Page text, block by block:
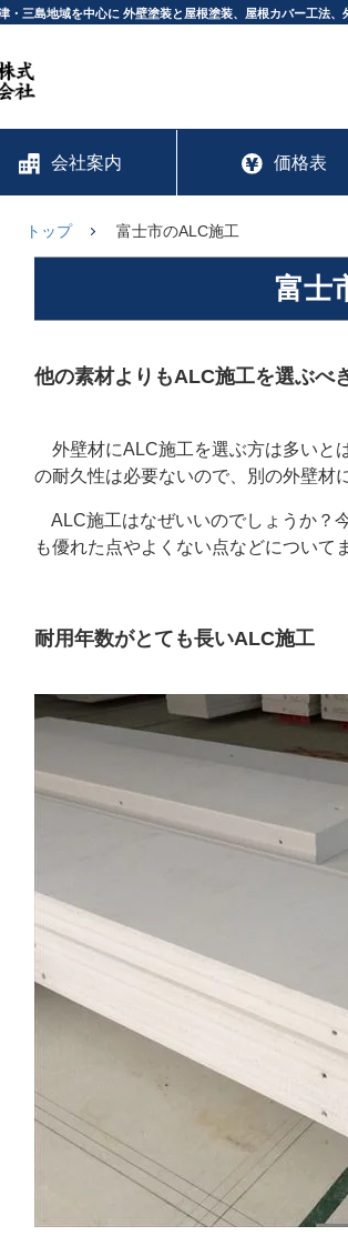
・三島地域を中心に 外壁塗装と屋根塗装、屋根カバー工法
会社案内 価格表
トップ 富士市のALC施工
富士
他の素材よりもALC施工を選ぶべ
外壁材にALC施工を選ぶ方は多いと
の耐久性は必要ないので、別の外壁材
ALC施工はなぜいいのでしょうか？
も優れた点やよくない点などについて
耐用年数がとても長いALC施工